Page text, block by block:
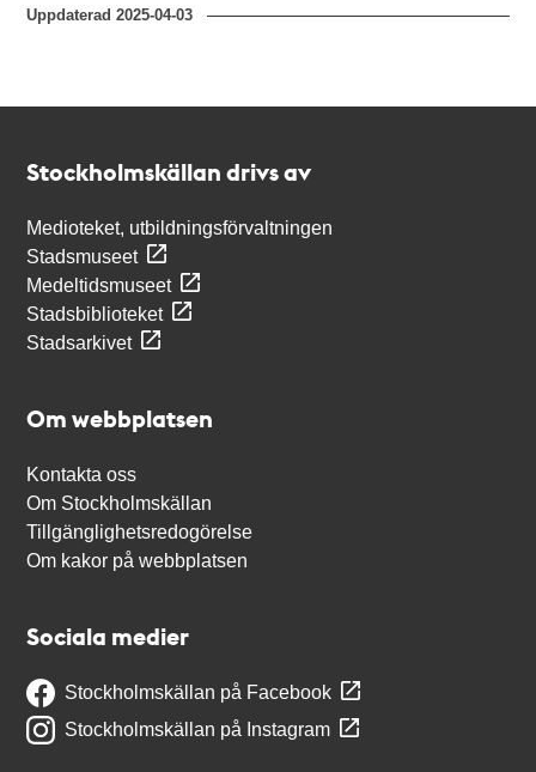
Uppdaterad2025-04-03
Stockholmskällan drivs av
Medioteket, utbildningsförvaltningen
Stadsmuseet
Medeltidsmuseet
Stadsbiblioteket
Stadsarkivet
Om webbplatsen
Kontakta oss
Om Stockholmskällan
Tillgänglighetsredogörelse
Om kakor på webbplatsen
Sociala medier
Stockholmskällan på Facebook
Stockholmskällan på Instagram